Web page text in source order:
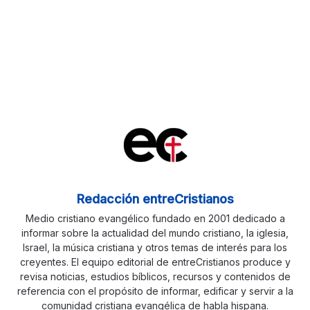
Redacción entreCristianos
Medio cristiano evangélico fundado en 2001 dedicado a
informar sobre la actualidad del mundo cristiano, la iglesia,
Israel, la música cristiana y otros temas de interés para los
creyentes. El equipo editorial de entreCristianos produce y
revisa noticias, estudios bíblicos, recursos y contenidos de
referencia con el propósito de informar, edificar y servir a la
comunidad cristiana evangélica de habla hispana.